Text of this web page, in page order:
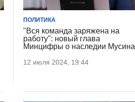
ПОЛИТИКА
"Вся команда заряжена на
работу": новый глава
Минцифры о наследии Мусина
12 июля 2024, 19:44